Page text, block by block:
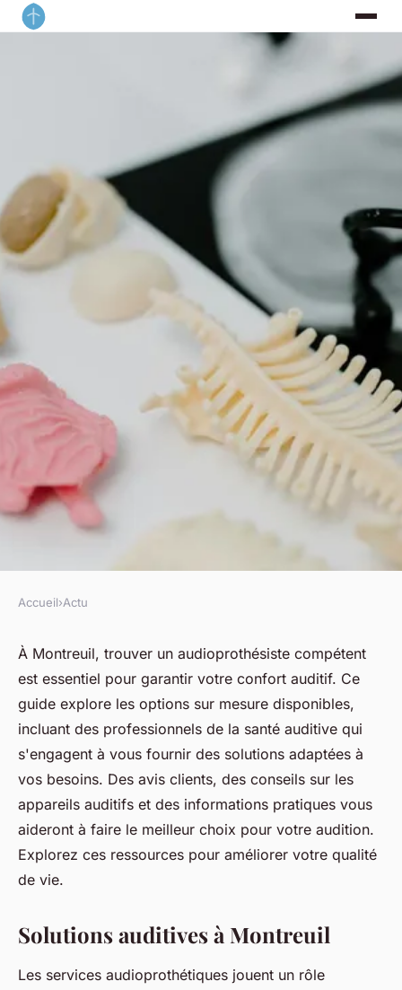
Audioprothésiste à montreuil :
vos solutions auditives sur
mesure
fabienne•8 avril 2025•7 min de lecture
Accueil›Actu
À Montreuil, trouver un audioprothésiste compétent
est essentiel pour garantir votre confort auditif. Ce
guide explore les options sur mesure disponibles,
incluant des professionnels de la santé auditive qui
s'engagent à vous fournir des solutions adaptées à
vos besoins. Des avis clients, des conseils sur les
appareils auditifs et des informations pratiques vous
aideront à faire le meilleur choix pour votre audition.
Explorez ces ressources pour améliorer votre qualité
de vie.
Solutions auditives à Montreuil
Les services audioprothétiques jouent un rôle